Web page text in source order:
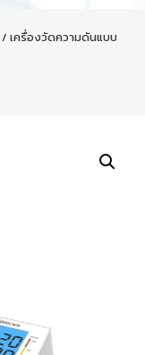
/ เครื่องวัดความดันแบบ